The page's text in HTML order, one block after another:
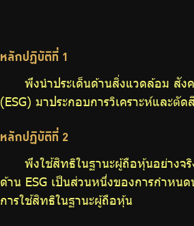
ติดต่อเรา
ไทย
หลักปฏิบัติที่ 1
พึงนำประเด็นด้านสิ่งแวดล้อม สังค
(ESG) มาประกอบการวิเคราะห์และตั
หลักปฏิบัติที่ 2
พึงใช้สิทธิในฐานะผู้ถือหุ้นอย่างจริง
ด้าน ESG เป็นส่วนหนึ่งของการกำหน
การใช้สิทธิในฐานะผู้ถือหุ้น